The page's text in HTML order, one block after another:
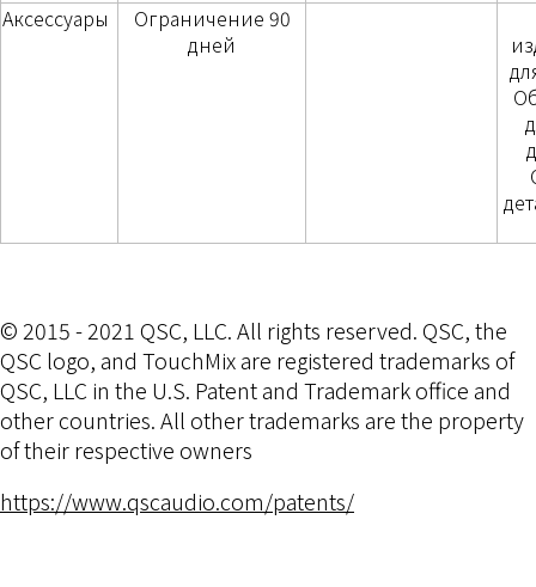
Аксессуары
Ограничение 90
дней
© 2015 - 2021 QSC, LLC. All rights reserved. QSC, the
QSC logo, and TouchMix are registered trademarks of
QSC, LLC in the U.S. Patent and Trademark office and
other countries. All other trademarks are the property
of their respective owners
https://www.qscaudio.com/patents/